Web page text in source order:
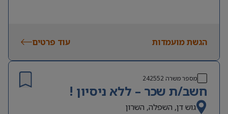
הגשת מועמדות עוד פרטים
מספר משרה 242552
חשב/ת שכר – ללא ניסיון !
גוש דן, השפלה, השרון